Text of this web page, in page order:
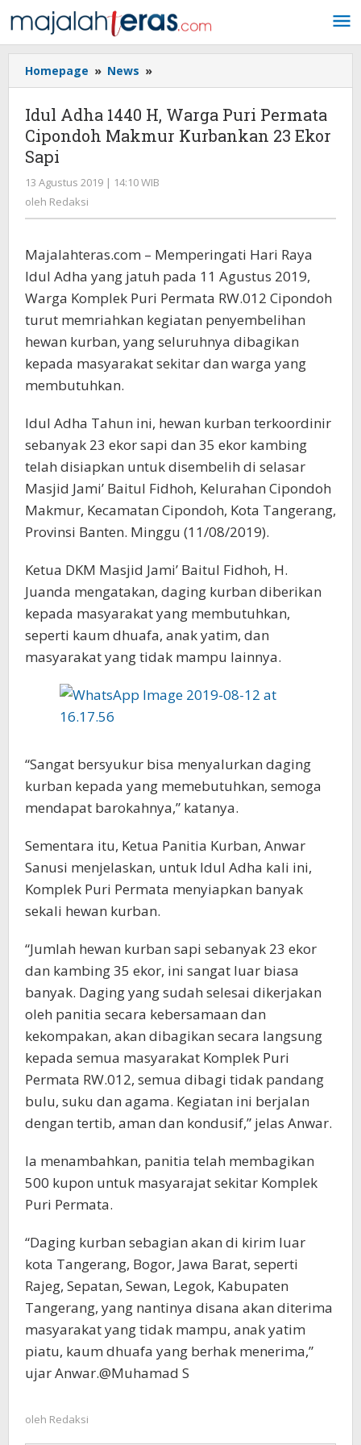
ke
konten
Homepage » News »
Adha
H,
Warga
Cipondoh
Kurbankan
Ekor
Sapi
Idul Adha 1440 H, Warga Puri Permata
Cipondoh Makmur Kurbankan 23 Ekor
Sapi
13 Agustus 2019 | 14:10 WIB
oleh Redaksi
Majalahteras.com – Memperingati Hari Raya
Idul Adha yang jatuh pada 11 Agustus 2019,
Warga Komplek Puri Permata RW.012 Cipondoh
turut memriahkan kegiatan penyembelihan
hewan kurban, yang seluruhnya dibagikan
kepada masyarakat sekitar dan warga yang
membutuhkan.
Idul Adha Tahun ini, hewan kurban terkoordinir
sebanyak 23 ekor sapi dan 35 ekor kambing
telah disiapkan untuk disembelih di selasar
Masjid Jami’ Baitul Fidhoh, Kelurahan Cipondoh
Makmur, Kecamatan Cipondoh, Kota Tangerang,
Provinsi Banten. Minggu (11/08/2019).
Ketua DKM Masjid Jami’ Baitul Fidhoh, H.
Juanda mengatakan, daging kurban diberikan
kepada masyarakat yang membutuhkan,
seperti kaum dhuafa, anak yatim, dan
masyarakat yang tidak mampu lainnya.
“Sangat bersyukur bisa menyalurkan daging
kurban kepada yang memebutuhkan, semoga
mendapat barokahnya,” katanya.
Sementara itu, Ketua Panitia Kurban, Anwar
Sanusi menjelaskan, untuk Idul Adha kali ini,
Komplek Puri Permata menyiapkan banyak
sekali hewan kurban.
“Jumlah hewan kurban sapi sebanyak 23 ekor
dan kambing 35 ekor, ini sangat luar biasa
banyak. Daging yang sudah selesai dikerjakan
oleh panitia secara kebersamaan dan
kekompakan, akan dibagikan secara langsung
kepada semua masyarakat Komplek Puri
Permata RW.012, semua dibagi tidak pandang
bulu, suku dan agama. Kegiatan ini berjalan
dengan tertib, aman dan kondusif,” jelas Anwar.
Ia menambahkan, panitia telah membagikan
500 kupon untuk masyarajat sekitar Komplek
Puri Permata.
“Daging kurban sebagian akan di kirim luar
kota Tangerang, Bogor, Jawa Barat, seperti
Rajeg, Sepatan, Sewan, Legok, Kabupaten
Tangerang, yang nantinya disana akan diterima
masyarakat yang tidak mampu, anak yatim
piatu, kaum dhuafa yang berhak menerima,”
ujar Anwar.@Muhamad S
oleh Redaksi